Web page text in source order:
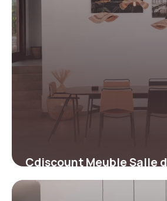
Cdiscount Meuble Salle
Promos 2026